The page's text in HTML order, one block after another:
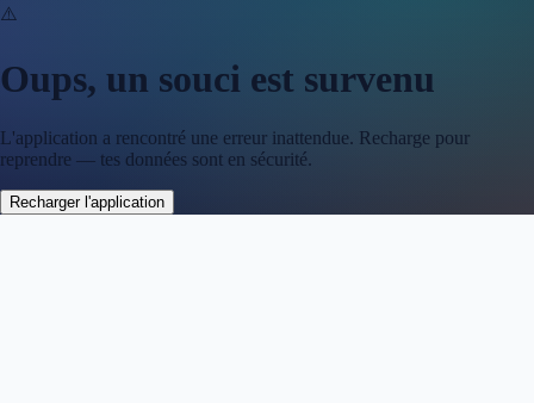
⚠️
Oups, un souci est survenu
L'application a rencontré une erreur inattendue. Recharge pour
reprendre — tes données sont en sécurité.
Recharger l'application